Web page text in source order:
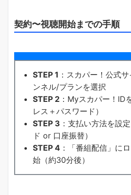
契約〜視聴開始までの手順
STEP 1 ：スカパー！公式
ンネル/プランを選択
STEP 2 ：Myスカパー！ID
レス＋パスワード）
STEP 3 ：支払い方法を設
ド or 口座振替）
STEP 4 ：「番組配信」に
始（約30分後）